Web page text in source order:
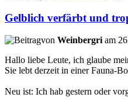
Gelblich verfärbt und
von Weinbergri am
Hallo liebe Leute, ich glaube
Sie lebt derzeit in einer Fauna-
Neu ist: Ich hab gestern oder